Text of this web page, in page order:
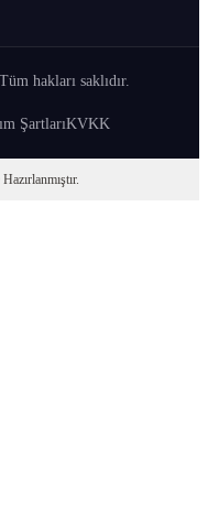
hakları saklıdır.
ŞartlarıKVKK